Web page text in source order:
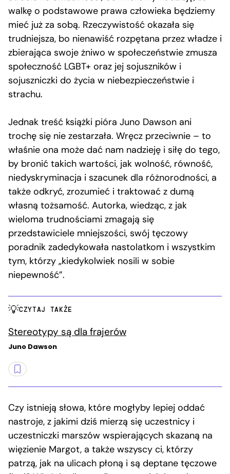
walkę o podstawowe prawa człowieka będziemy
mieć już za sobą. Rzeczywistość okazała się
trudniejsza, bo nienawiść rozpętana przez władze i
zbierająca swoje żniwo w społeczeństwie zmusza
społeczność LGBT+ oraz jej sojuszników i
sojuszniczki do życia w niebezpieczeństwie i
strachu.
Jednak treść książki pióra Juno Dawson ani
trochę się nie zestarzała. Wręcz przeciwnie – to
właśnie ona może dać nam nadzieję i siłę do tego,
by bronić takich wartości, jak wolność, równość,
niedyskryminacja i szacunek dla różnorodności, a
także odkryć, zrozumieć i traktować z dumą
własną tożsamość. Autorka, wiedząc, z jak
wieloma trudnościami zmagają się
przedstawiciele mniejszości, swój tęczowy
poradnik zadedykowała nastolatkom i wszystkim
tym, którzy „kiedykolwiek nosili w sobie
niepewność”.
CZYTAJ TAKŻE
Stereotypy są dla frajerów
Juno Dawson
Czy istnieją słowa, które mogłyby lepiej oddać
nastroje, z jakimi dziś mierzą się uczestnicy i
uczestniczki marszów wspierających skazaną na
więzienie Margot, a także wszyscy ci, którzy
patrzą, jak na ulicach płoną i są deptane tęczowe